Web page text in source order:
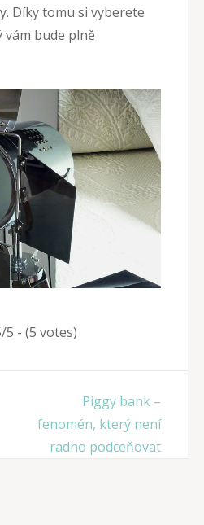
Díky tomu si vyberete
bude plně
5 - (5 votes)
Piggy bank –
fenomén, který není
radno podceňovat